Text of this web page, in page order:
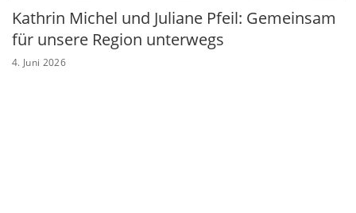
Kathrin Michel und Juliane Pfeil: Gemeinsam
für unsere Region unterwegs
4. Juni 2026